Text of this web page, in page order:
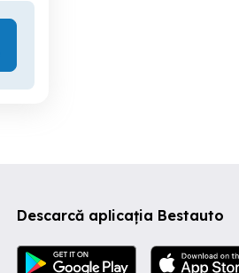
Descarcă aplicația Bestauto